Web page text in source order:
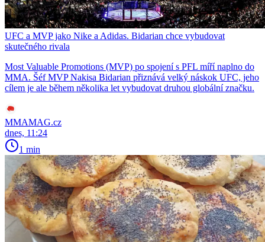
UFC a MVP jako Nike a Adidas. Bidarian chce vybudovat
skutečného rivala
Most Valuable Promotions (MVP) po spojení s PFL míří naplno do
MMA. Šéf MVP Nakisa Bidarian přiznává velký náskok UFC, jeho
cílem je ale během několika let vybudovat druhou globální značku.
MMAMAG.cz
dnes, 11:24
1 min